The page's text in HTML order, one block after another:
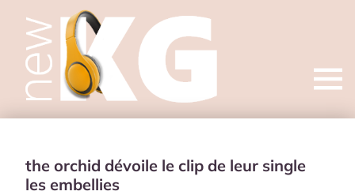
Open
the orchid dévoile le clip de leur single
les embellies